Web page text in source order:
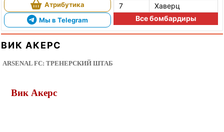
Атрибутика
Мы в Telegram
7
Хаверц
Все бомбардиры
ВИК АКЕРС
ARSENAL FC: ТРЕНЕРСКИЙ ШТАБ
Вик Акерс